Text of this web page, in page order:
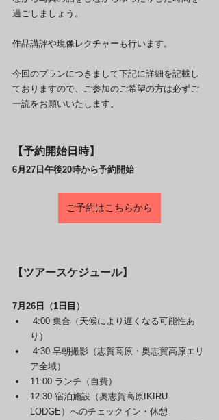
過ごしましょう。
作品講評や現像レクチャーも行います。
今回のプランにつきまして下記に詳細を記載し
ておりますので、ご参加のご希望の方は必ずご
一読をお願いいたします。
【予約開始日時】
6月27日午後20時から予約開始
ご予約はこちらから
【ツアースケジュール】
7月26日（1日目）
り）
ア全域）
11:00 ランチ（自費）
12:30 宿泊施設（奥志賀高原IKIRU
LODGE）へのチェックイン・休憩